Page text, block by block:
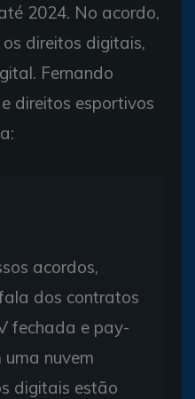
2024. No acordo,
direitos digitais,
Fernando
direitos esportivos
acordos,
dos contratos
fechada e pay-
nuvem
digitais estão